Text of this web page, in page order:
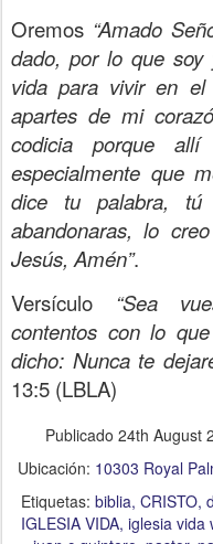
Oremos “Amado
dado, por lo que
vida para vivir en el
apartes de mi
codicia porque allí
especialmente que
dice tu palabra,
abandonaras, lo
Jesús, Amén”.
Versículo “Sea
contentos con lo
dicho: Nunca te
13:5 (LBLA)
Publicado 24th August
Ubicación: 10303 Royal
Etiquetas: biblia CRISTO
IGLESIA VIDA iglesia vida